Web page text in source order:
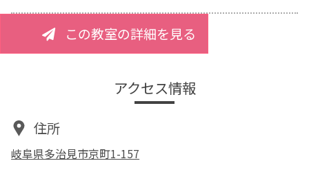
この教室の詳細を見る
アクセス情報
住所
岐阜県多治見市京町1-157